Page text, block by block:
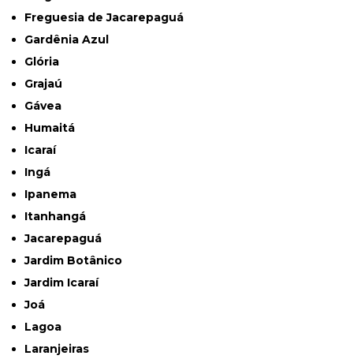
Freguesia de Jacarepaguá
Gardênia Azul
Glória
Grajaú
Gávea
Humaitá
Icaraí
Ingá
Ipanema
Itanhangá
Jacarepaguá
Jardim Botânico
Jardim Icaraí
Joá
Lagoa
Laranjeiras